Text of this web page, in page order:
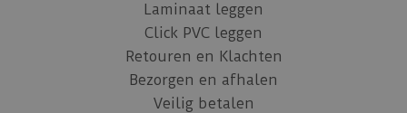
Laminaat leggen
Click PVC leggen
Retouren en Klachten
Bezorgen en afhalen
Veilig betalen